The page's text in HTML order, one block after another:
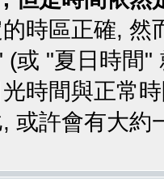
時區正確,
(或 "夏日時間
時間與正常
或許會有大約